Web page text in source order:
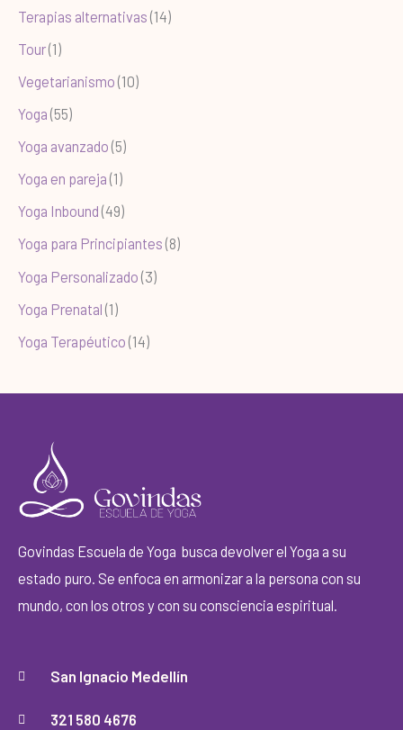
Terapias alternativas (14)
Tour(1)
Vegetarianismo (10)
Yoga (55)
Yoga avanzado (5)
Yoga en pareja (1)
Yoga Inbound (49)
Yoga para Principiantes (8)
Yoga Personalizado (3)
Yoga Prenatal (1)
Yoga Terapéutico (14)
Govindas Escuela de Yoga busca devolver el Yoga a su
estado puro. Se enfoca en armonizar a la persona con su
mundo, con los otros y con su consciencia espiritual.
San Ignacio Medellín
321 580 4676